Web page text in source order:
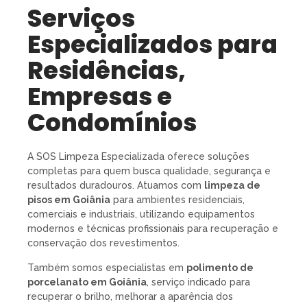
Serviços
Especializados para
Residências,
Empresas e
Condomínios
A SOS Limpeza Especializada oferece soluções
completas para quem busca qualidade, segurança e
resultados duradouros. Atuamos com limpeza de
pisos em Goiânia para ambientes residenciais,
comerciais e industriais, utilizando equipamentos
modernos e técnicas profissionais para recuperação e
conservação dos revestimentos.
Também somos especialistas em polimento de
porcelanato em Goiânia, serviço indicado para
recuperar o brilho, melhorar a aparência dos